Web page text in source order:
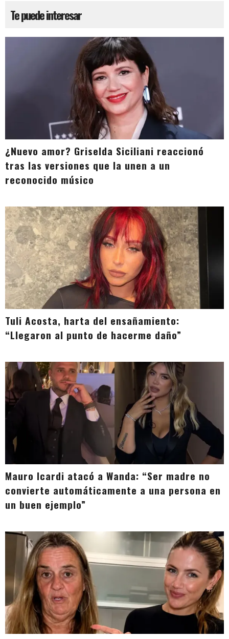
Te puede interesar
¿Nuevo amor? Griselda Siciliani reaccionó
tras las versiones que la unen a un
reconocido músico
Tuli Acosta, harta del ensañamiento:
“Llegaron al punto de hacerme daño”
Mauro Icardi atacó a Wanda: “Ser madre no
convierte automáticamente a una persona en
un buen ejemplo”